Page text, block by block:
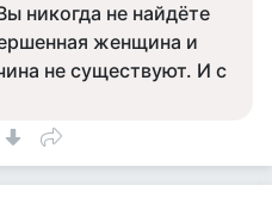
никогда не найдёте
женщина и
не существуют. И с